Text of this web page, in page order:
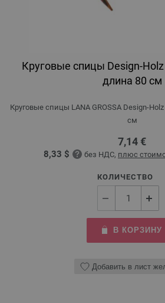
Круговые спицы Design-
длина 80 см
Круговые спицы LANA GROSSA Design-
см
7,14 €
8,33 $ без НДС, плюс
КОЛИЧЕСТВО
В КОРЗИНУ
Добавить в лист